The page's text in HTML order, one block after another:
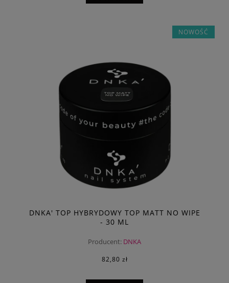
DNKA' TOP HYBRYDOWY TOP MATT NO WIPE
- 30 ML
Producent: DNKA
82,80 zł
NOWOŚĆ